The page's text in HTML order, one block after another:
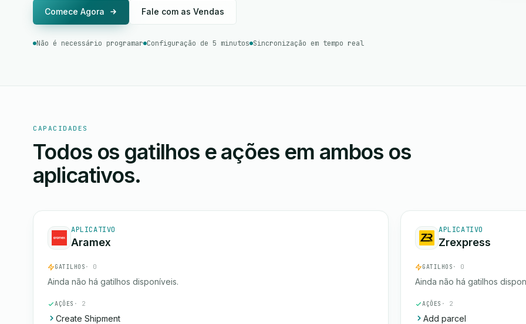
Comece Agora Fale com as Vendas
Não é necessário programar Configuração de 5 minutos Sincronização em tempo real
CAPACIDADES
Todos os gatilhos e ações em ambos os
aplicativos.
APLICATIVO
Aramex
GATILHOS · 0
Ainda não há gatilhos disponíveis.
AÇÕES · 2
Create Shipment
APLICATIVO
Zrexpress
GATILHOS · 0
Ainda não há gatilhos
AÇÕES · 2
Add parcel